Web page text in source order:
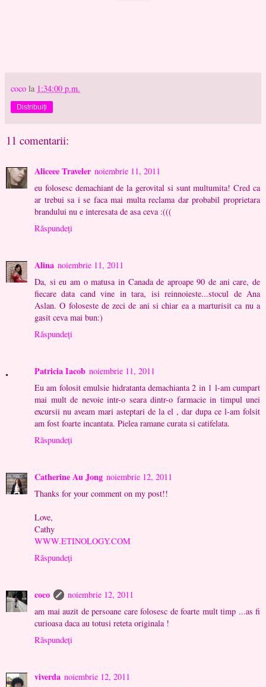
coco la 1:34:00 p.m.
Distribuiți
11 comentarii:
Aliceee Traveler noiembrie 11, 2011
eu folosesc demachiant de la gerovital si sunt multumita! Cred ca
ar trebui sa i se faca mai multa reclama dar probabil proprietara
brandului nu e interesata de asa ceva :(((
Răspundeți
Alina noiembrie 11, 2011
Da, si eu am o matusa in Canada de aproape 90 de ani care, de
fiecare data cand vine in tara, isi reinnoieste...stocul de Ana
Aslan. O foloseste de zeci de ani si chiar ea a marturisit ca nu a
gasit ceva mai bun:)
Răspundeți
Patricia Iacob noiembrie 11, 2011
Eu am folosit emulsie hidratanta demachianta 2 in 1 l-am cumpart
mai mult de nevoie intr-o seara dintr-o farmacie in timpul unei
excursii nu aveam mari asteptari de la el , dar dupa ce l-am folsit
am fost foarte incantata. Pielea ramane curata si catifelata.
Răspundeți
Catherine Au Jong noiembrie 12, 2011
Thanks for your comment on my post!!
Love,
Cathy
WWW.ETINOLOGY.COM
Răspundeți
coco
noiembrie 12, 2011
am mai auzit de persoane care folosesc de foarte mult timp ...as fi
curioasa daca au totusi reteta originala !
Răspundeți
viverda noiembrie 12, 2011